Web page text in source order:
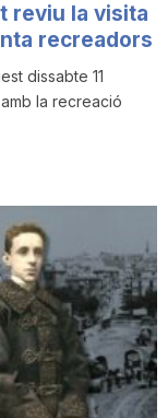
reviu la visita
recreadors
dissabte 11
la recreació